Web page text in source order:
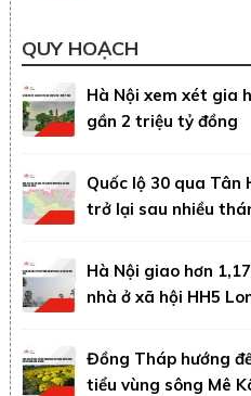
QUY HOẠCH
Hà Nội xem xét gia
gần 2 triệu tỷ đồng
Quốc lộ 30 qua Tân
trở lại sau nhiều
Hà Nội giao hơn
nhà ở xã hội HH5
Đồng Tháp hướng
tiểu vùng sông Mê